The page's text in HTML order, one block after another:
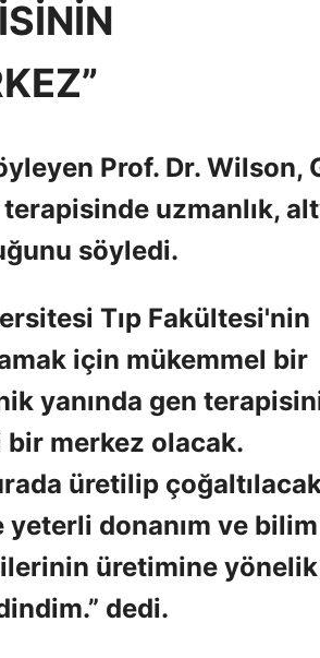
Prof. Dr. Wilson,
uzmanlık,
söyledi.
Tıp Fakültesi'nin
için mükemmel bir
yanında gen
merkez olacak.
üretilip
yeterli donanım ve bilim
üretimine yönelik
dedi.